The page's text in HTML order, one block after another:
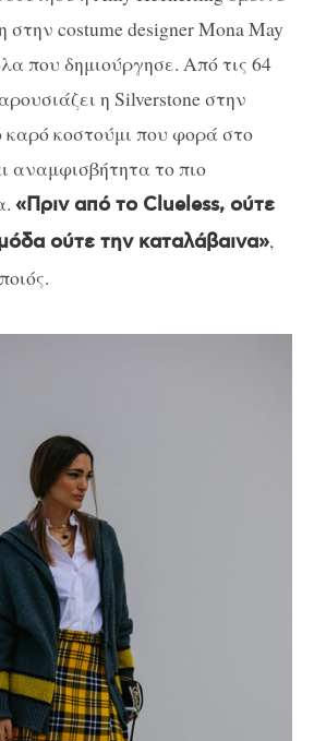
στην costume designer Mona May
που δημιούργησε. Από τις 64
η Silverstone στην
καρό κοστούμι που φορά στο
αναμφισβήτητα το πιο
«Πριν από το Clueless, ούτε
ούτε την καταλάβαινα»,